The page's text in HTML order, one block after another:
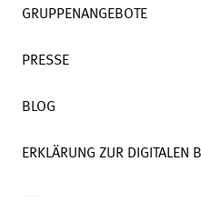
GRUPPENANGEBOTE
PRESSE
BLOG
ERKLÄRUNG ZUR DIGITALEN